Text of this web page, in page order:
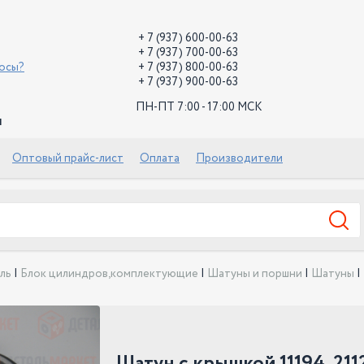
+ 7 (937) 600-00-63
+ 7 (937) 700-00-63
+ 7 (937) 800-00-63
+ 7 (937) 900-00-63
ПН-ПТ 7:00 - 17:00 МСК
Оптовый прайс-лист Оплата Производители
| Блок цилиндров,комплектующие | Шатуны и поршни | Шатуны |